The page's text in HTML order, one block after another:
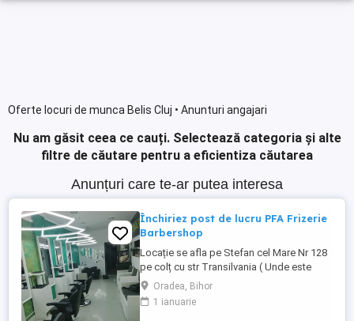
Oferte locuri de munca Belis Cluj • Anunturi angajari
Nu am găsit ceea ce cauți. Selectează categoria și alte
filtre de căutare pentru a eficientiza căutarea
Anunțuri care te-ar putea interesa
Închiriez post de lucru PFA Frizerie
Barbershop
Locație se afla pe Stefan cel Mare Nr 128
pe colț cu str Transilvania ( Unde este
banca Transilvania și asigurări ) într-o
zonă foarte circulata zona Rogerius
spațiul pote fi folosit și pentru manichiură,
Oradea, Bihor
1 ianuarie